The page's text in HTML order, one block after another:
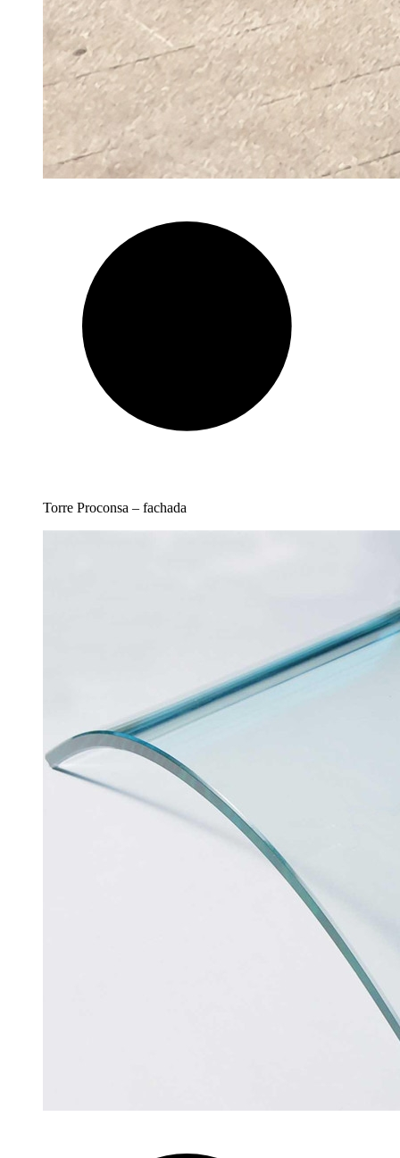
Torre Proconsa – fachada